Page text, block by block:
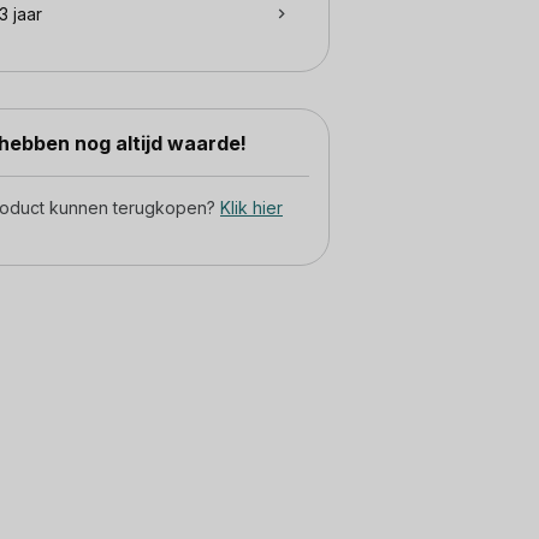
jaar
nog altijd waarde!
kunnen terugkopen? Klik hier